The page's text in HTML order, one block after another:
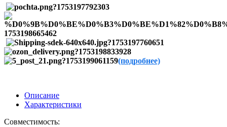
(подробнее)
Описание
Характеристики
Совместимость: